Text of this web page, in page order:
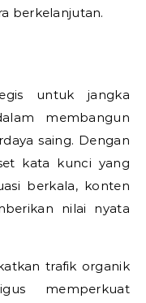
berkelanjutan.
untuk jangka
membangun
saing. Dengan
kata kunci yang
berkala, konten
nilai nyata
trafik organik
memperkuat